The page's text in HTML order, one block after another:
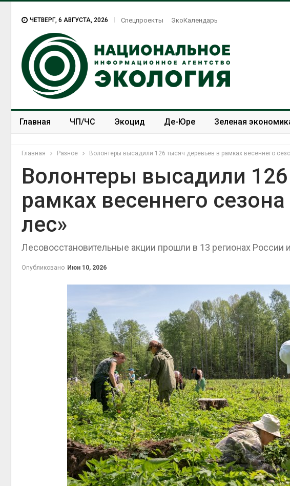
ЧЕТВЕРГ, 6 АВГУСТА, 2026 Спецпроекты ЭкоКалендарь
Главная ЧП/ЧС Экоцид Де-Юре Зеленая
Главная Разное Волонтеры высадили 126 тысяч деревьев в рамках весеннего
Волонтеры высадили
рамках весеннего
лес»
Лесовосстановительные акции прошли в 13 регионах России
Опубликовано Июн 10, 2026
единую
жителей
Авг 5, 2026
В России
правила
рыболовства и
Авг 5, 2026
От
Детского
экологического
Авг 4, 2026
Обратный
продаёт
ВИЭ-
ставку на